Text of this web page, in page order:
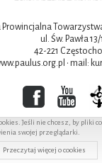
Prowincjalna
ul. Św. Pawła 13/
42-221
• mail:
Copyright ©2016 Towarzystwo
Projekt i wykonanie:
Jeśli nie chcesz, by pliki
swojej przeglądarki.
Przeczytaj więcej o cookies